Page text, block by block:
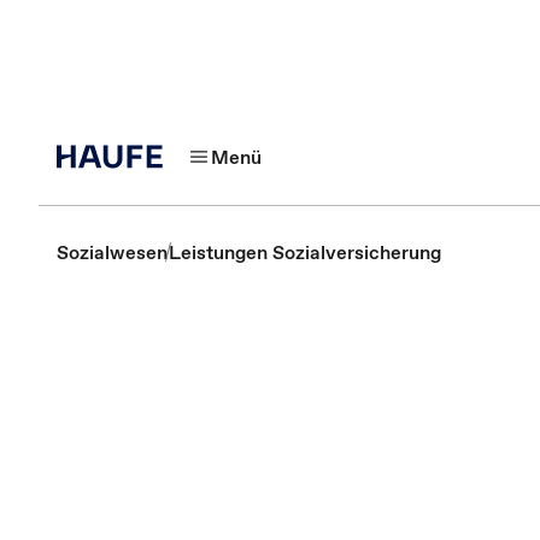
Menü
SozialwesenLeistungen Sozialversicherung